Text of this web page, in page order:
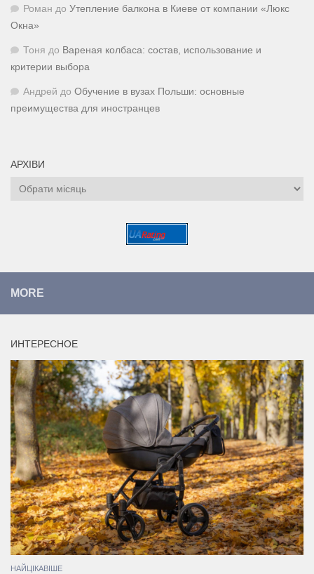
Роман до Утепление балкона в Киеве от компании «Люкс
Окна»
Тоня до Вареная колбаса: состав, использование и
критерии выбора
Андрей до Обучение в вузах Польши: основные
преимущества для иностранцев
АРХІВИ
Архіви
MORE
ИНТЕРЕСНОЕ
НАЙЦІКАВІШЕ